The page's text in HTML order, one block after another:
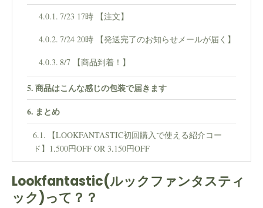
7/23 17時 【注文】
7/24 20時 【発送完了のお知らせメールが届く】
8/7 【商品到着！】
商品はこんな感じの包装で届きます
まとめ
【LOOKFANTASTIC初回購入で使える紹介コー
ド】1,500円OFF OR 3,150円OFF
Lookfantastic(ルックファンタスティ
ック)って？？